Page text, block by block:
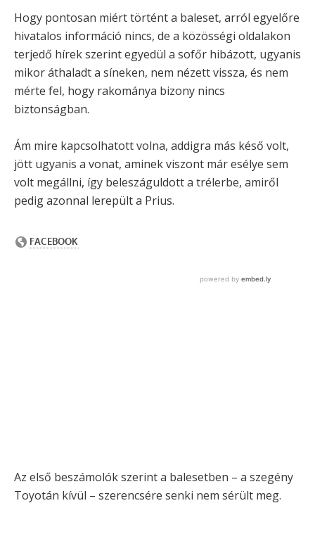
Hogy pontosan miért történt a baleset, arról egyelőre
hivatalos információ nincs, de a közösségi oldalakon
terjedő hírek szerint egyedül a sofőr hibázott, ugyanis
mikor áthaladt a síneken, nem nézett vissza, és nem
mérte fel, hogy rakománya bizony nincs
biztonságban.
Ám mire kapcsolhatott volna, addigra más késő volt,
jött ugyanis a vonat, aminek viszont már esélye sem
volt megállni, így beleszáguldott a trélerbe, amiről
pedig azonnal lerepült a Prius.
Az első beszámolók szerint a balesetben – a szegény
Toyotán kívül – szerencsére senki nem sérült meg.